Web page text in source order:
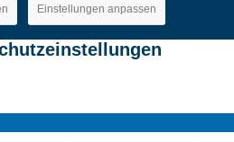
Einstellungen anpassen